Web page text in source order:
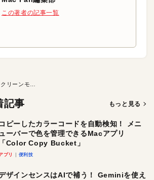
この著者の記事一覧
記事 もっと見る
コピーしたカラーコードを自動検知！ メニ
ューバーで色を管理できるMacアプリ
「Color Copy Bucket」
プリ 便利技
ザインセンスはAIで補う！ Geminiを使え